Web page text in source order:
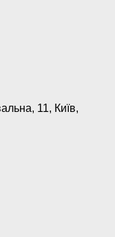
11, Київ,